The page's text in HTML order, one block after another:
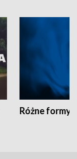
Różne formy